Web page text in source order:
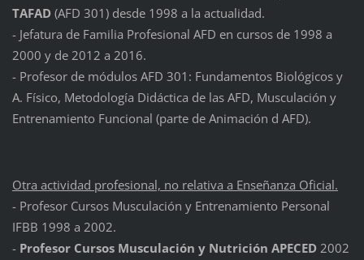
TAFAD(AFD 301) desde 1998 a la actualidad.
- Jefatura de Familia Profesional AFD en cursos de 1998 a
2000 y de 2012 a 2016.
- Profesor de módulos AFD 301: Fundamentos Biológicos y
A. Físico, Metodología Didáctica de las AFD, Musculación y
Entrenamiento Funcional (parte de Animación d AFD).
Otra actividad profesional, no relativa a Enseñanza Oficial.
- Profesor Cursos Musculación y Entrenamiento Personal
IFBB 1998 a 2002.
- Profesor Cursos Musculación y Nutrición APECED2002